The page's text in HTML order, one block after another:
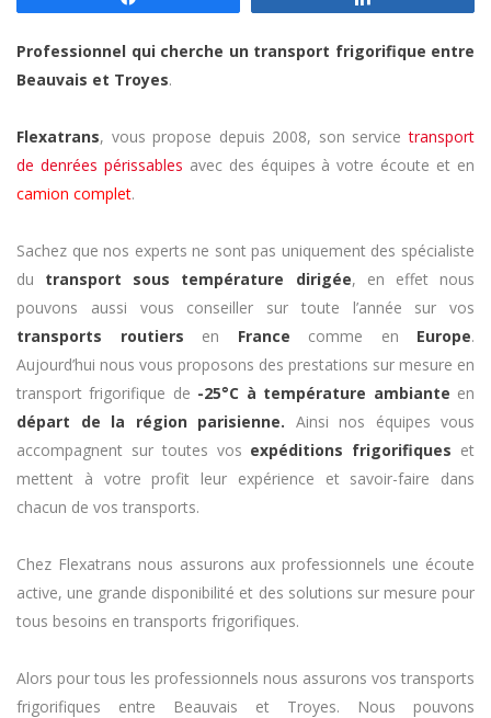
Professionnel qui cherche un transport frigorifique entre
Beauvais et Troyes.
Flexatrans, vous propose depuis 2008, son servicetransport
de denrées périssables avec des équipes à votre écoute et en
camion complet.
Sachez que nos experts ne sont pas uniquement des spécialiste
du transport sous température dirigée, en effet nous
pouvons aussi vous conseiller sur toute l’année sur vos
transports routiers en France comme en Europe.
Aujourd’hui nous vous proposons des prestations sur mesure en
transport frigorifique de -25°C à température ambiante en
départ de la région parisienne. Ainsi nos équipes vous
accompagnent sur toutes vos expéditions frigorifiques et
mettent à votre profit leur expérience et savoir-faire dans
chacun de vos transports.
Chez Flexatrans nous assurons aux professionnels une écoute
active, une grande disponibilité et des solutions sur mesure pour
tous besoins en transports frigorifiques.
Alors pour tous les professionnels nous assurons vos transports
frigorifiques entre Beauvais et Troyes. Nous pouvons